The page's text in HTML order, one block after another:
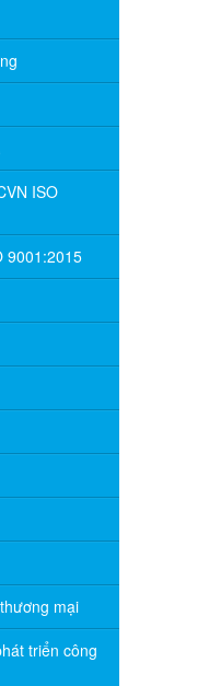
ISO
9001:2015
mại
triển công